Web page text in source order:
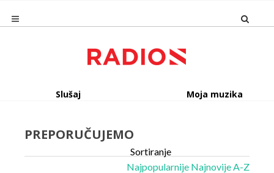
Slušaj Moja muzika
PREPORUČUJEMO
Sortiranje
Najpopularnije NajnovijeA-Z